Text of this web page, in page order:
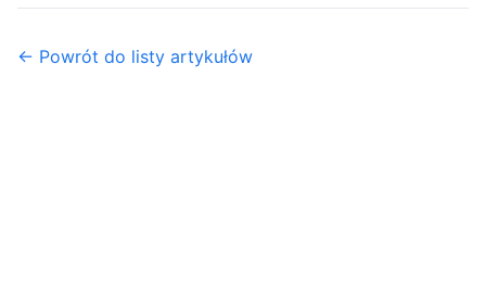
← Powrót do listy artykułów